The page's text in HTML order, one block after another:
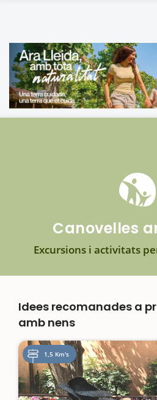
Canovelles
Excursions i activitats
Idees recomanades a
amb nens
1,5 Km's